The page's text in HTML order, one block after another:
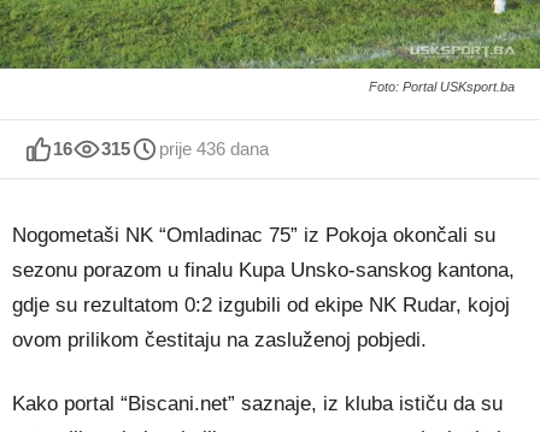
Foto: Portal USKsport.ba
16 315 prije 436 dana
Nogometaši NK “Omladinac 75” iz Pokoja okončali su
sezonu porazom u finalu Kupa Unsko-sanskog kantona,
gdje su rezultatom 0:2 izgubili od ekipe NK Rudar, kojoj
ovom prilikom čestitaju na zasluženoj pobjedi.
Kako portal “Biscani.net” saznaje, iz kluba ističu da su